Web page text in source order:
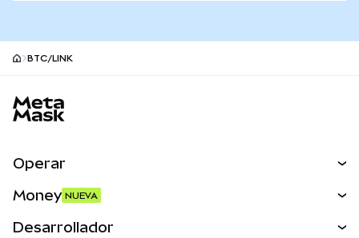
BTC/LINK
Operar
Money NUEVA
Desarrollador